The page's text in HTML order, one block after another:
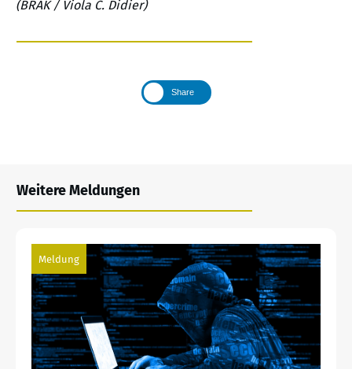
(BRAK / Viola C. Didier)
Share
Weitere Meldungen
Meldung